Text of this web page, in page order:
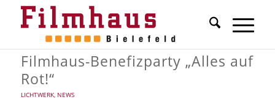
Filmhaus-Benefizparty „Alles auf
Rot!“
LICHTWERK, NEWS